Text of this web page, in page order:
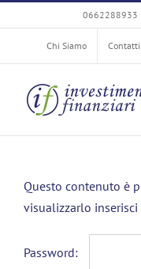
al
contenuto
0662288933
Chi Siamo Contatti
Questo contenuto è
visualizzarlo
Password: